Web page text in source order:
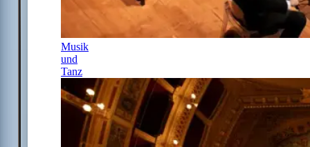
Musik
und
Tanz